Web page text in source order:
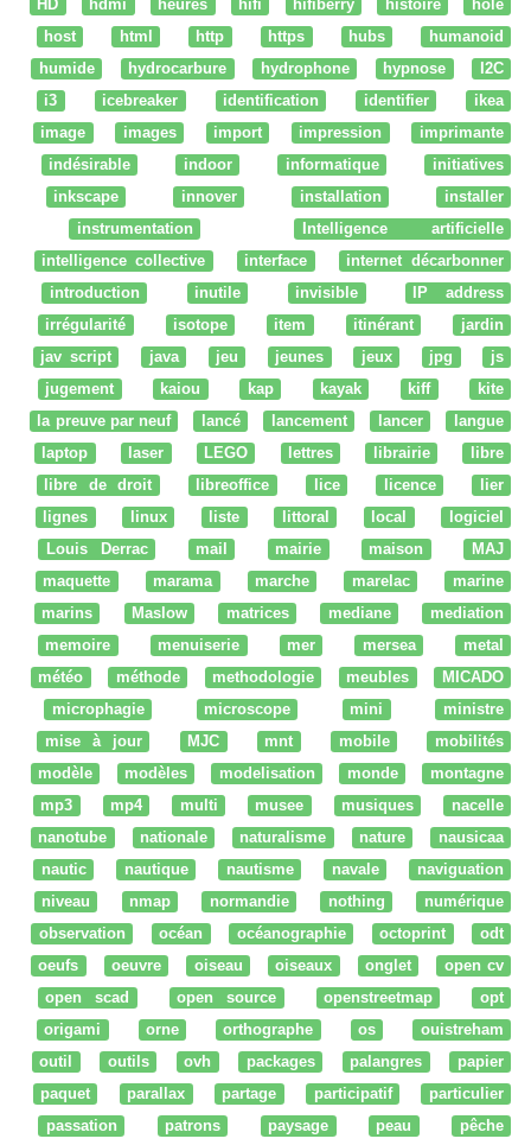
HD hdmi heures hifi hifiberry histoire
hole
host
html http https hubs
humanoid
humide
hydrocarbure hydrophone hypnose
I2C
i3
icebreaker identification identifier
ikea
image
images import impression
imprimante
indésirable
indoor informatique
initiatives
inkscape
innover installation
installer
instrumentation
Intelligence artificielle
intelligence collective
interface
internet décarbonner
introduction
inutile invisible
IP address
irrégularité
isotope item itinérant
jardin
jav script
java jeu jeunes jeux jpg
js
jugement
kaiou kap kayak kiff
kite
la preuve par neuf
lancé lancement lancer
langue
laptop
laser LEGO lettres librairie
libre
libre de droit
libreoffice lice licence
lier
lignes
linux liste littoral local
logiciel
Louis Derrac
mail mairie maison
MAJ
maquette
marama marche marelac
marine
marins
Maslow matrices mediane
mediation
memoire
menuiserie mer mersea
metal
météo
méthode methodologie meubles
MICADO
microphagie
microscope mini
ministre
mise à jour
MJC mnt mobile
mobilités
modèle
modèles modelisation monde
montagne
mp3
mp4 multi musee musiques
nacelle
nanotube
nationale naturalisme nature
nausicaa
nautic
nautique nautisme navale
naviguation
niveau
nmap normandie nothing
numérique
observation
océan océanographie octoprint
odt
oeufs
oeuvre oiseau oiseaux onglet
open cv
open scad
open source openstreetmap
opt
origami
orne orthographe os
ouistreham
outil
outils ovh packages palangres
papier
paquet
parallax partage participatif
particulier
passation
patrons paysage peau
pêche